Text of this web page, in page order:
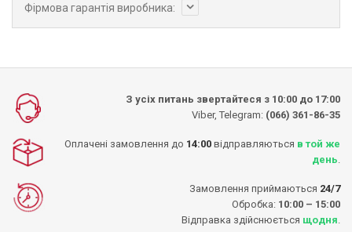
Фірмова гарантія виробника:
З усіх питань звертайтеся з 10:00 до 17:00
Viber, Telegram: (066) 361-86-35
Оплачені замовлення до 14:00 відправляються в той же
день
Замовлення приймаються 24/7
Обробка: 10:00 – 15:00
Відправка здійснюється щодня